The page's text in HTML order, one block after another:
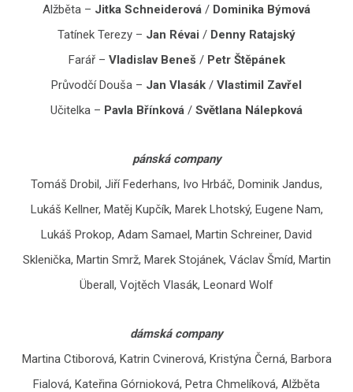
Alžběta – Jitka Schneiderová / Dominika Býmová
Tatínek Terezy – Jan Révai / Denny Ratajský
Farář – Vladislav Beneš / Petr Štěpánek
Průvodčí Douša – Jan Vlasák / Vlastimil Zavřel
Učitelka – Pavla Břínková / Světlana Nálepková
pánská company
Tomáš Drobil, Jiří Federhans, Ivo Hrbáč, Dominik Jandus,
Lukáš Kellner, Matěj Kupčík, Marek Lhotský, Eugene Nam,
Lukáš Prokop, Adam Samael, Martin Schreiner, David
Sklenička, Martin Smrž, Marek Stojánek, Václav Šmíd, Martin
Überall, Vojtěch Vlasák, Leonard Wolf
dámská company
Martina Ctiborová, Katrin Cvinerová, Kristýna Černá, Barbora
Fialová, Kateřina Górnioková, Petra Chmelíková, Alžběta